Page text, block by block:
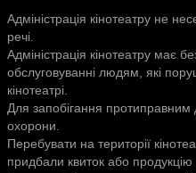
Адміністрація кінотеатру не
речі.
Адміністрація кінотеатру має
обслуговуванні людям, які
кінотеатрі.
Для запобігання протиправним
охорони.
Перебувати на території
придбали квиток або продукцію